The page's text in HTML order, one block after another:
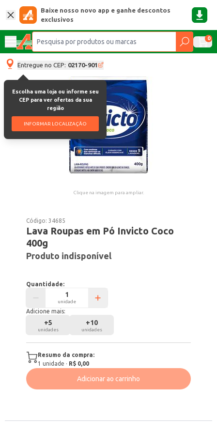
Baixe nosso novo app e ganhe descontos
exclusivos
0
Entregue no CEP: 02170-901
Escolha uma loja ou informe seu
CEP para ver ofertas da sua
região
INFORMAR LOCALIZAÇÃO
Clique na imagem para ampliar.
Código:34685
Lava Roupas em Pó Invicto Coco
400g
Produto indisponível
Quantidade:
unidade
Adicione mais:
+5
unidades
+10
unidades
Resumo da compra:
1 unidade · R$ 0,00
Adicionar ao carrinho